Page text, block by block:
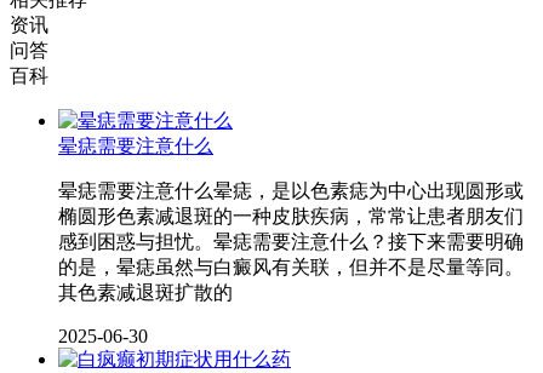
资讯
问答
百科
晕痣需要注意什么
晕痣需要注意什么晕痣，是以色素痣为中心出现圆形或
椭圆形色素减退斑的一种皮肤疾病，常常让患者朋友们
感到困惑与担忧。晕痣需要注意什么？接下来需要明确
的是，晕痣虽然与白癜风有关联，但并不是尽量等同。
其色素减退斑扩散的
2025-06-30